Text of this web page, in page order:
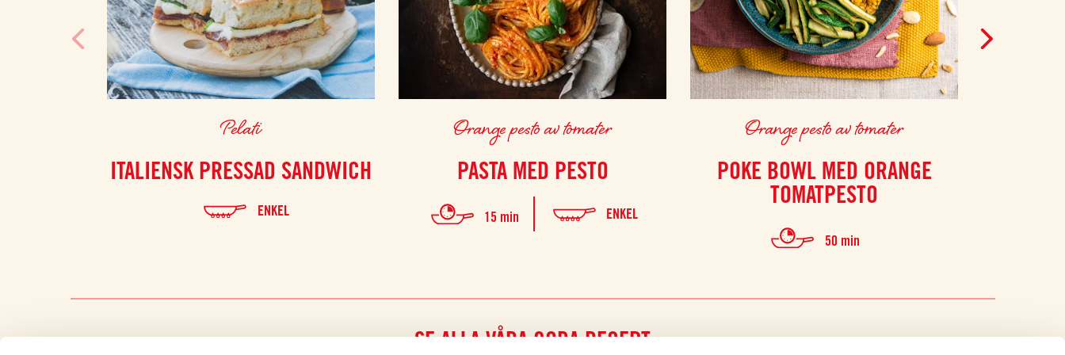
Pelati
ITALIENSK PRESSAD SANDWICH
ENKEL
Orange pesto av tomater
PASTA MED PESTO
15 min ENKEL
Orange pesto av tomater
POKE BOWL MED ORANGE
TOMATPESTO
50 min
SE ALLA VÅRA GODA RECEPT